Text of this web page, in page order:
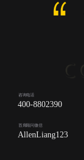
咨询电话
400-8802390
首席顾问微信
AllenLiang123